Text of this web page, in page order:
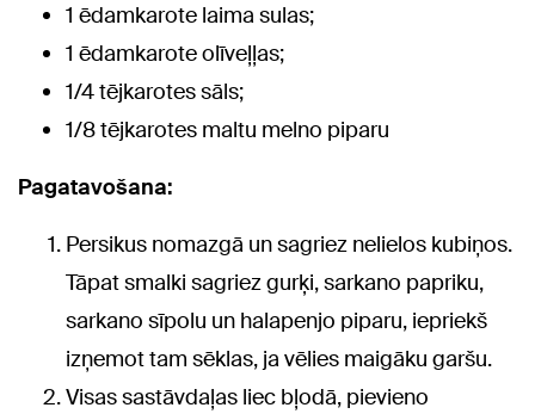
1 ēdamkarote laima sulas;
1 ēdamkarote olīveļļas;
1/4 tējkarotes sāls;
1/8 tējkarotes maltu melno piparu
Pagatavošana:
Persikus nomazgā un sagriez nelielos kubiņos.
Tāpat smalki sagriez gurķi, sarkano papriku,
sarkano sīpolu un halapenjo piparu, iepriekš
izņemot tam sēklas, ja vēlies maigāku garšu.
Visas sastāvdaļas liec bļodā, pievieno